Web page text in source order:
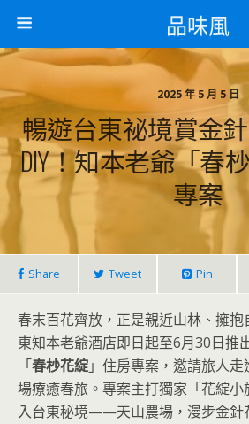
品味風
2025 年 5 月 5 日
暢遊台東祕境賞金
DIY！知本老爺「春
專案
Share Tweet Pin
春末百花齊放，正是親近山林、擁
東知本老爺酒店即日起至6月30日推
「春杪花綻」住房專案，邀請旅人
場療癒春旅。專案主打獨家「花綻
入台東秘境——天山農場，漫步金針